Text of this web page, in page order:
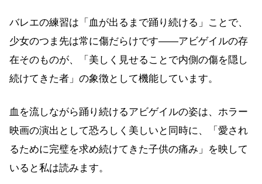
バレエの練習は「血が出るまで踊り続ける」ことで、
少女のつま先は常に傷だらけです——アビゲイルの存
在そのものが、「美しく見せることで内側の傷を隠し
続けてきた者」の象徴として機能しています。
血を流しながら踊り続けるアビゲイルの姿は、ホラー
映画の演出として恐ろしく美しいと同時に、「愛され
るために完璧を求め続けてきた子供の痛み」を映して
いると私は読みます。